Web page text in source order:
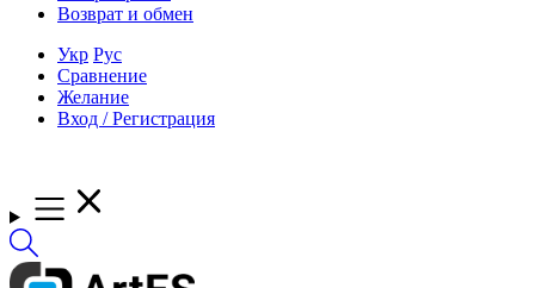
Возврат и обмен
Укр Рус
Сравнение
Желание
Вход / Регистрация